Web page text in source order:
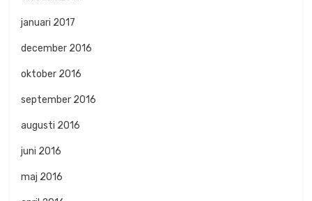
januari 2017
december 2016
oktober 2016
september 2016
augusti 2016
juni 2016
maj 2016